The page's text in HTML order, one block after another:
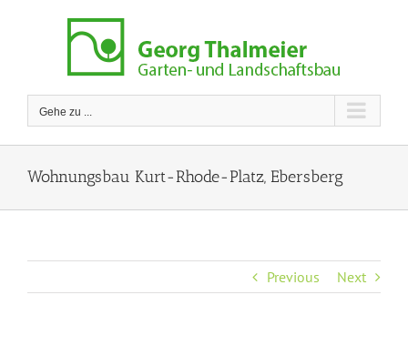
Gehe zu ...
Wohnungsbau Kurt-Rhode-Platz, Ebersberg
Previous Next